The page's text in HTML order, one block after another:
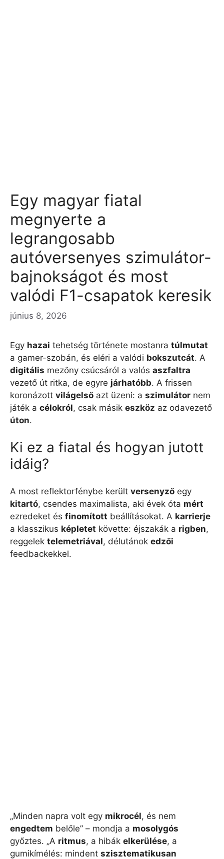
Egy magyar fiatal
megnyerte a
legrangosabb
autóversenyes szimulátor-
bajnokságot és most
valódi F1-csapatok keresik
június 8, 2026
Egy hazai tehetség története mostanra túlmutat
a gamer-szobán, és eléri a valódi bokszutcát. A
digitális mezőny csúcsáról a valós aszfaltra
vezető út ritka, de egyre járhatóbb. A frissen
koronázott világelső azt üzeni: a szimulátor nem
játék a célokról, csak másik eszköz az odavezető
úton.
Ki ez a fiatal és hogyan jutott
idáig?
A most reflektorfénybe került versenyző egy
kitartó, csendes maximalista, aki évek óta mért
ezredeket és finomított beállításokat. A karrierje
a klasszikus képletet követte: éjszakák a rigben,
reggelek telemetriával, délutánok edzői
feedbackekkel.
„Minden napra volt egy mikrocél, és nem
engedtem belőle” – mondja a mosolygós
győztes. „A ritmus, a hibák elkerülése, a
gumikímélés: mindent szisztematikusan